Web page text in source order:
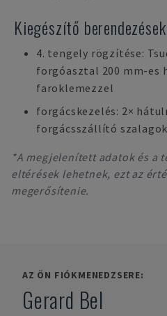
Kiegészítő berendezések
4. tengely rögzítése:
forgóasztal 200 mm-es
faroklemezzel
forgácskezelés: 2×
forgácsszállító szalagok
*A megjelenített adatok és a
eltérések lehetnek, ezt az
megerősítenie.
AZ ÖN FIÓKMENEDZSERE:
Gerard Bel